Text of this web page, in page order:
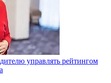
управлять рейтингом